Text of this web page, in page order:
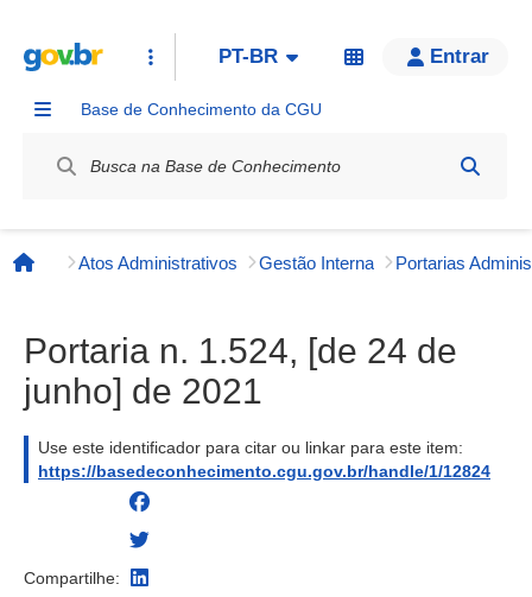
PT-BR Entrar
Base de Conhecimento da CGU
Página inicial
Atos Administrativos Gestão Interna
Portaria n. 1.524, [de 24 de
junho] de 2021
Use este identificador para citar ou linkar para este item:
https://basedeconhecimento.cgu.gov.br/handle/1/12824
Compartilhe: